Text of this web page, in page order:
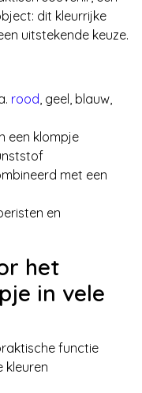
dit kleurrijke
uitstekende keuze.
rood, geel, blauw,
een klompje
met een
en
het
in vele
functie
kleuren